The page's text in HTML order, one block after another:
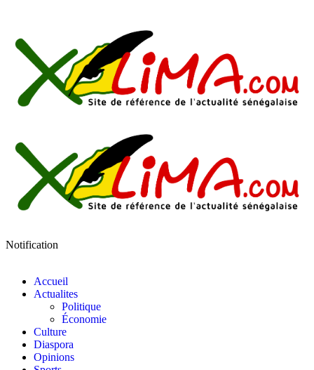
Notification
Accueil
Actualites
Politique
Économie
Culture
Diaspora
Opinions